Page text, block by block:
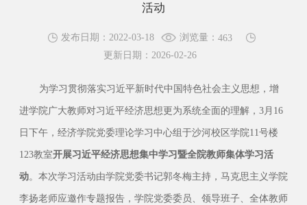
活动
发布日期：2022-03-18 浏览量： 463
更新日期：2026-02-26
为学习贯彻落实习近平新时代中国特色社会主义思想，增
进学院广大教师对习近平经济思想更为系统全面的理解，3月16
日下午，经济学院党委理论学习中心组于沙河校区学院11号楼
123教室开展习近平经济思想集中学习暨全院教师集体学习活
动。本次学习活动由学院党委书记郭冬梅主持，马克思主义学院
李扬老师应邀作专题报告，学院党委委员、领导班子、全体教师